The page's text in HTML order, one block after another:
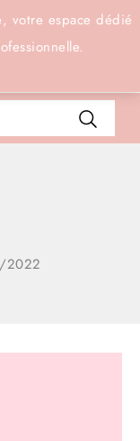
votre espace dédié
Connexion
2022